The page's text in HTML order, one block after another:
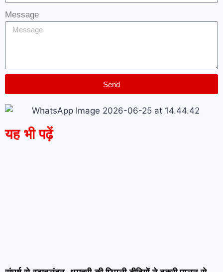
Message
Send
यह भी पढ़ें